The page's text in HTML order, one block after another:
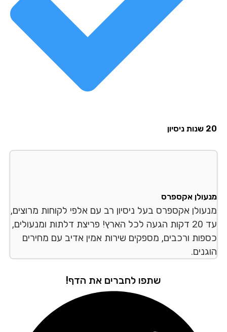
אקספרס
אקספרס בעל ניסיון רב עם אלפי לקוחות מרוצים,
עד 20 דקות הגעה לכל הארץ! פריצת דלתות ומנעולים,
ורכבים, מספקים שירות אמין אדיב עם מחירים
שתפו לחברים את הדף!